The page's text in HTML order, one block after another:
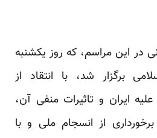
در این مراسم، که روز یکشنبه
برگزار شد، با انتقاد از
ایران و تاثیرات منفی آن،
از انسجام ملی و با